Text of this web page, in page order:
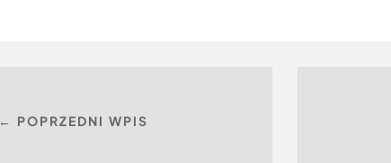
← POPRZEDNI WPIS